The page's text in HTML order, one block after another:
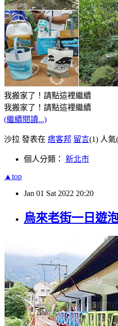
我搬家了！請點這裡繼續
我搬家了！請點這裡繼續
(繼續閱讀...)
沙拉 發表在 痞客邦 留言(1) 人氣(
個人分類： 新北市
▲top
Jan 01 Sat 2022 20:20
烏來老街一日遊